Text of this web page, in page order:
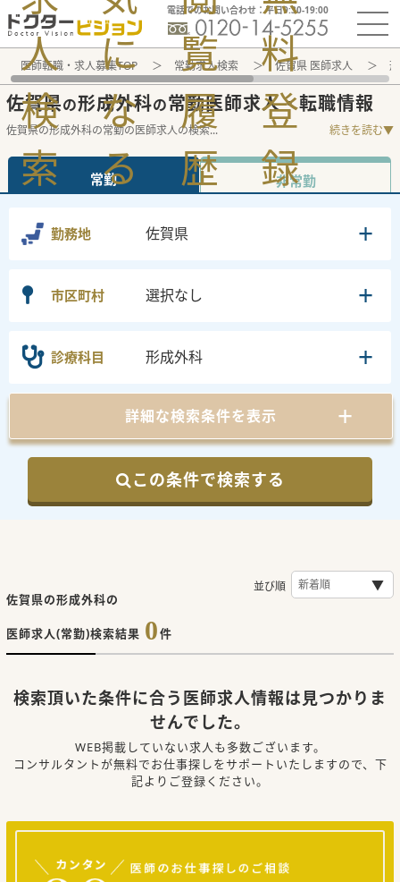
電話でのお問い合わせ：平日9:30-19:00
人
検
索
に
な
る
覧
履
歴
料
登
録
医師転職・求人募集TOP 常勤求人検索 佐賀県 医師求人
佐賀県の形成外科の常勤医師求人・転職情報
佐賀県の形成外科の常勤の医師求人の検索... 続きを読む▼
常勤 非常勤
勤務地 佐賀県
市区町村 選択なし
診療科目 形成外科
詳細な検索条件を表示
この条件で検索する
佐賀県の形成外科の
医師求人(常勤)検索結果 0件
並び順
検索頂いた条件に合う医師求人情報は見つかりま
せんでした。
WEB掲載していない求人も多数ございます。
コンサルタントが無料でお仕事探しをサポートいたしますので、下
記よりご登録ください。